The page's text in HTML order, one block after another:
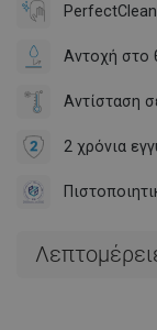
PerfectClean
Αντοχή στο
Αντίσταση
2 χρόνια